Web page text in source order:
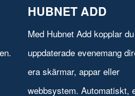
HUBNET ADD
Med Hubnet Add kopplar
uppdaterade evenemang
era skärmar, appar eller
webbsystem. Automatiskt,